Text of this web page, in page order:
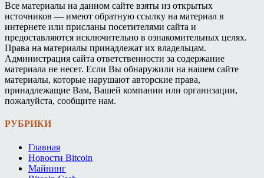
Все материалы на данном сайте взяты из открытых
источников — имеют обратную ссылку на материал в
интернете или присланы посетителями сайта и
предоставляются исключительно в ознакомительных целях.
Права на материалы принадлежат их владельцам.
Администрация сайта ответственности за содержание
материала не несет. Если Вы обнаружили на нашем сайте
материалы, которые нарушают авторские права,
принадлежащие Вам, Вашей компании или организации,
пожалуйста, сообщите нам.
РУБРИКИ
Главная
Новости Bitcoin
Майнинг